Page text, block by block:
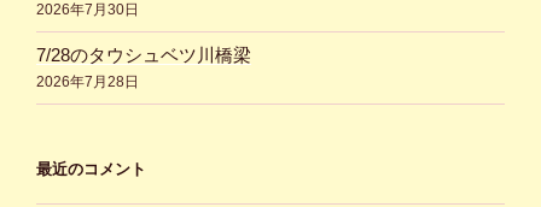
2026年7月30日
7/28のタウシュベツ川橋梁
2026年7月28日
最近のコメント